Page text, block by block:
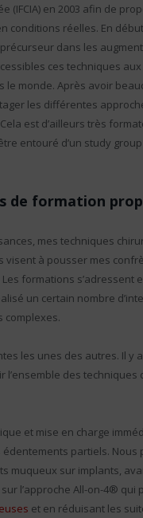
(IFCIA) en 2003 afin de
conditions réelles. En
dans les
ces techniques
monde. Après avoir
les différentes
est d’ailleurs très
entouré d’un study
de formation
mes techniques
visent à pousser mes
formations s’adressent
un certain nombre
complexes.
les unes des autres. Il y
des techniques
et mise en charge
partiels.
muqueux sur implants,
l’approche All-on-4® qui
et en réduisant les